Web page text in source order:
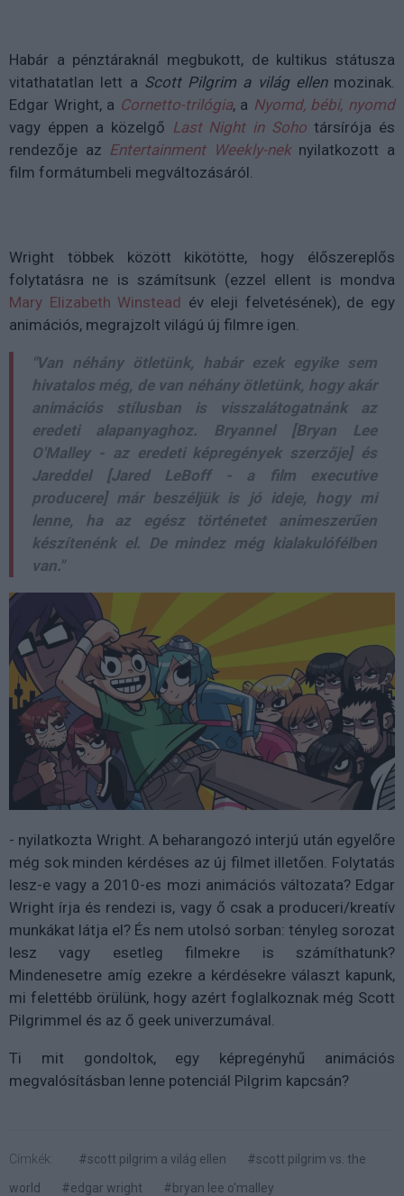
Habár a pénztáraknál megbukott, de kultikus státusza
vitathatatlan lett a Scott Pilgrim a világ ellenmozinak.
Edgar Wright, a Cornetto-trilógia, a Nyomd, bébi, nyomd
vagy éppen a közelgő Last Night in Soho társírója és
rendezője az Entertainment Weekly-neknyilatkozott a
film formátumbeli megváltozásáról.
Wright többek között kikötötte, hogy élőszereplős
folytatásra ne is számítsunk (ezzel ellent is mondva
Mary Elizabeth Winstead év eleji felvetésének), de egy
animációs, megrajzolt világú új filmre igen.
"Van néhány ötletünk, habár ezek egyike sem
hivatalos még, de van néhány ötletünk, hogy akár
animációs stílusban is visszalátogatnánk az
eredeti alapanyaghoz. Bryannel [Bryan Lee
O'Malley - az eredeti képregények szerzője] és
Jareddel [Jared LeBoff - a film executive
producere] már beszéljük is jó ideje, hogy mi
lenne, ha az egész történetet animeszerűen
készítenénk el. De mindez még kialakulófélben
van."
- nyilatkozta Wright. A beharangozó interjú után egyelőre
még sok minden kérdéses az új filmet illetően. Folytatás
lesz-e vagy a 2010-es mozi animációs változata? Edgar
Wright írja és rendezi is, vagy ő csak a produceri/kreatív
munkákat látja el? És nem utolsó sorban: tényleg sorozat
lesz vagy esetleg filmekre is számíthatunk?
Mindenesetre amíg ezekre a kérdésekre választ kapunk,
mi felettébb örülünk, hogy azért foglalkoznak még Scott
Pilgrimmel és az ő geek univerzumával.
Ti mit gondoltok, egy képregényhű animációs
megvalósításban lenne potenciál Pilgrim kapcsán?
Címkék: #scott pilgrim a világ ellen
#scott pilgrim vs. the
world
#edgar wright #bryan lee o'malley